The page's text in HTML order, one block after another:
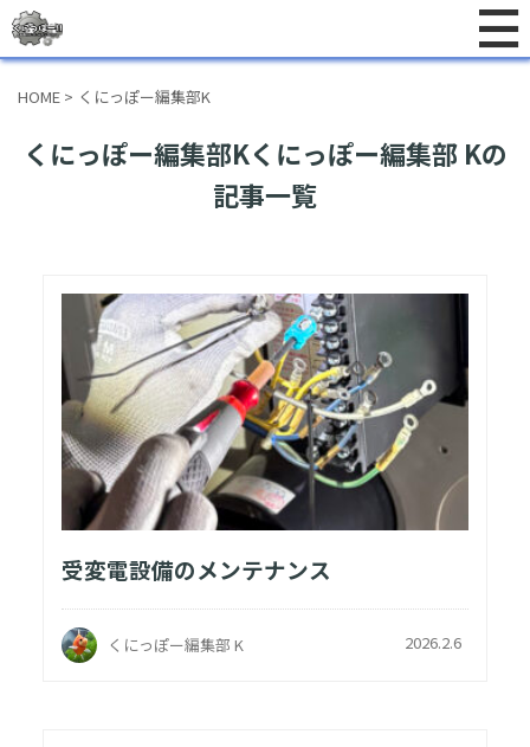
HOME > くにっぽー編集部K
くにっぽー編集部Kくにっぽー編集部 Kの
記事一覧
受変電設備のメンテナンス
くにっぽー編集部 K 2026.2.6